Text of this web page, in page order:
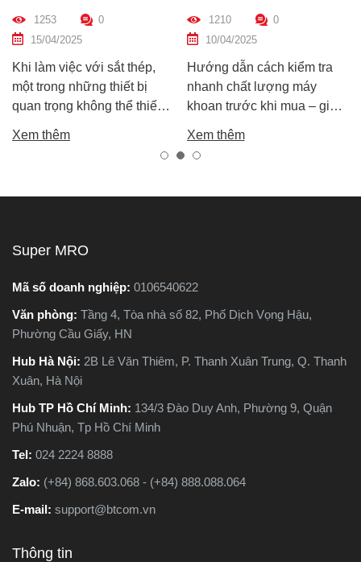
Chọn Loại Nào Phù Hợp
Nhất?
1253
0
15/04/2025
Khi làm việc với sắt thép,
một trong những thiết bị
quan trọng không thể thiếu
nhiên, trên thị trường hiện
nay có hai dòng phổ biến là
bài viết này, Super MRO sẽ
giúp bạn hiểu rõ sự khác
điểm và tư vấn chọn lựa
loại máy phù hợp nhất với
nhu cầu sử dụng thực tế.
Xem thêm
Trước Khi Mua – Hướng
Dẫn Chi Tiết Cho Người
Mới
1210
0
10/04/2025
Hướng dẫn cách kiểm tra
nhanh chất lượng máy
khoan trước khi mua – giúp
tốt, bền, hoạt động ổn định,
tránh hàng giả, hàng kém
Xem thêm
Super MRO
Mã số doanh nghiệp: 0106540622
Văn phòng: Tầng 4, Tòa nhà số 82, Phố Dịch Vọng Hậu,
Phường Cầu Giấy, HN
Hub Hà Nội: 2B Lê Văn Thiêm, P. Thanh Xuân Trung, Q. Thanh
Xuân, Hà Nội
Hub TP Hồ Chí Minh: 134/3 Đào Duy Anh, Phường 9, Quận
Phú Nhuận, Tp Hồ Chí Minh
Tel: 024 2224 8888
Zalo: (+84) 868.603.068 - (+84) 888.088.064
E-mail: support@btcom.vn
Thông tin